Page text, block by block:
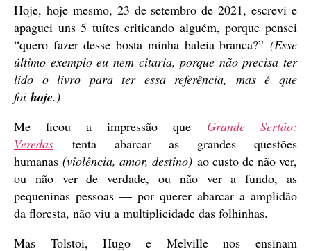
Hoje, hoje mesmo, 23 de setembro de 2021, escrevi e
apaguei uns 5 tuítes criticando alguém, porque pensei
“quero fazer desse bosta minha baleia branca?” (Esse
último exemplo eu nem citaria, porque não precisa ter
lido o livro para ter essa referência, mas é que
foi hoje.)
Me ficou a impressão que Grande Sertão:
Veredas tenta abarcar as grandes questões
humanas(violência, amor, destino) ao custo de não ver,
ou não ver de verdade, ou não ver a fundo, as
pequeninas pessoas — por querer abarcar a amplidão
da floresta, não viu a multiplicidade das folhinhas.
Mas Tolstoi, Hugo e Melville nos ensinam